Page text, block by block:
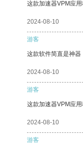
这款加速器VPM应
2024-08-10
游客
这款软件简直是神器
2024-08-10
游客
这款加速器VPM应
2024-08-10
游客